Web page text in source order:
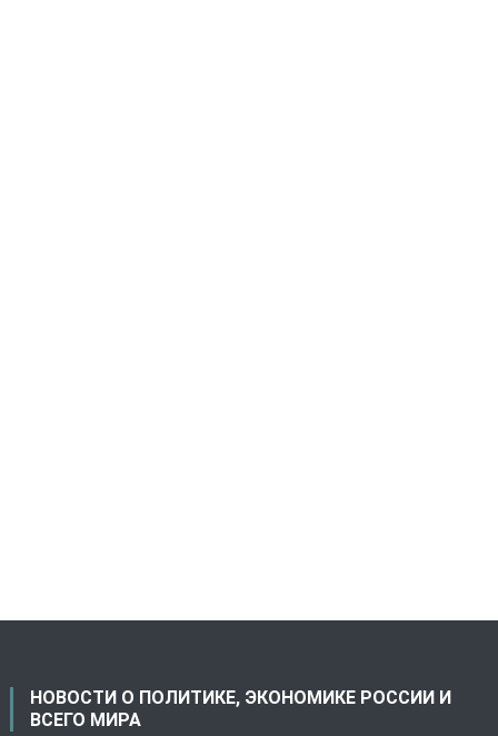
НОВОСТИ О ПОЛИТИКЕ, ЭКОНОМИКЕ РОССИИ И
ВСЕГО МИРА